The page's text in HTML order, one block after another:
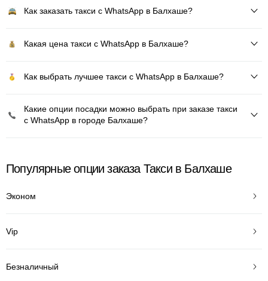
Как заказать такси с WhatsApp в Балхаше?
Какая цена такси с WhatsApp в Балхаше?
Как выбрать лучшее такси с WhatsApp в Балхаше?
Какие опции посадки можно выбрать при заказе такси
с WhatsApp в городе Балхаше?
Популярные опции заказа Такси в Балхаше
Эконом
Vip
Безналичный